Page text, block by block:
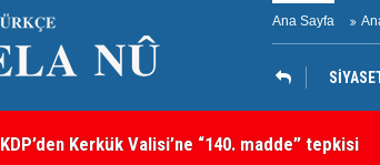
Ana Sayfa
Kerkük’te Kürt partilerden 7 maddelik ortak bildiri